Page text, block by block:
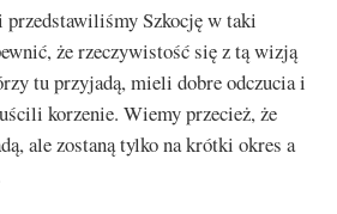
Szkocję w taki
że rzeczywistość się z tą wizją
tu przyjadą, mieli dobre odczucia i
korzenie. Wiemy przecież, że
ale zostaną tylko na krótki okres a